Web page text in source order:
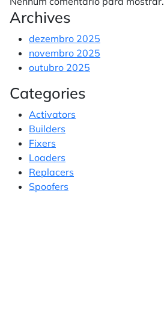
Archives
dezembro 2025
novembro 2025
outubro 2025
Categories
Activators
Builders
Fixers
Loaders
Replacers
Spoofers